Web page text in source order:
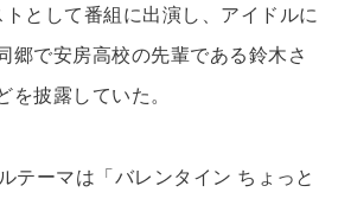
として番組に出演し、アイドルに
郷で安房高校の先輩である鈴木さ
を披露していた。
テーマは「バレンタイン ちょっと